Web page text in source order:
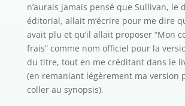
n’aurais jamais pensé que Sullivan, le
éditorial, allait m’écrire pour me dire
avait plu et qu’il allait proposer “Mon
frais” comme nom officiel pour la
du titre, tout en me créditant dans le
(en remaniant légèrement ma version
coller au synopsis).